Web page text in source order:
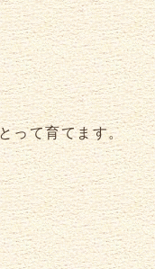
って育てます。